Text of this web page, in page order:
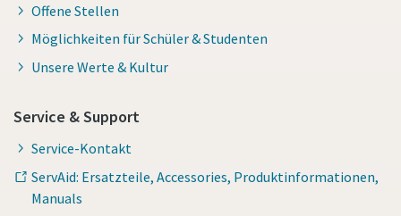
Offene Stellen
Möglichkeiten für Schüler & Studenten
Unsere Werte & Kultur
Service & Support
Service-Kontakt
ServAid: Ersatzteile, Accessories, Produktinformationen,
Manuals